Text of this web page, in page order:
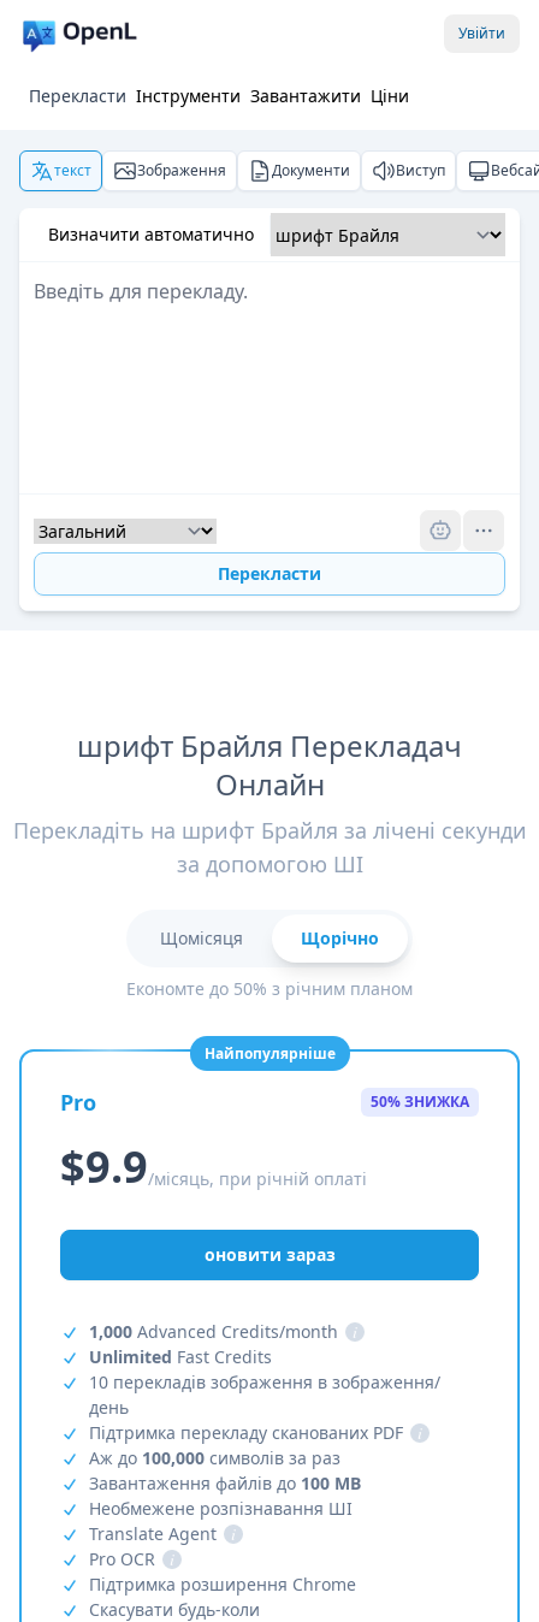
Увійти
Перекласти Інструменти Завантажити Ціни
текст Зображення Документи Виступ
Визначити автоматично
Перекласти
шрифт Брайля Перекладач
Онлайн
Перекладіть на шрифт Брайля за лічені секунди
за допомогою ШІ
Щомісяця Щорічно
Економте до 50% з річним планом
Найпопулярніше
Pro 50% ЗНИЖКА
$9.9/місяць, при річній оплаті
оновити зараз
1,000 Advanced Credits/month
i
Unlimited Fast Credits
10 перекладів зображення в зображення/
день
Підтримка перекладу сканованих PDF
i
Аж до 100,000 символів за раз
Завантаження файлів до 100 MB
Необмежене розпізнавання ШІ
Translate Agent
i
Pro OCR
i
Підтримка розширення Chrome
Скасувати будь-коли